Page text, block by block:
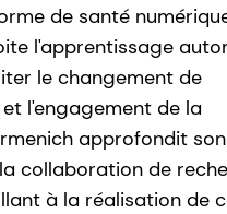
de santé
l'apprentissage
le changement de
l'engagement de la
approfondit son
collaboration de
à la réalisation de